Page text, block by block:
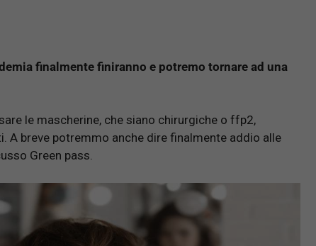
finalmente finiranno e potremo tornare ad una
le mascherine, che siano chirurgiche o ffp2,
A breve potremmo anche dire finalmente addio alle
Green pass.